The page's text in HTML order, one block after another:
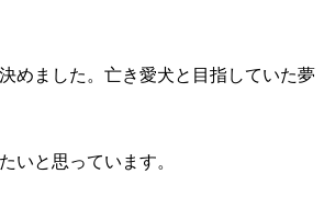
めました。亡き愛犬と目指していた夢
いと思っています。